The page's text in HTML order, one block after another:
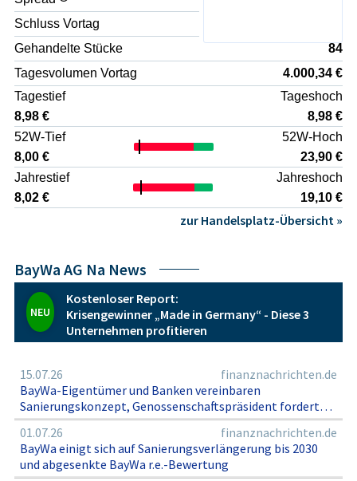
Stabilitätsfaktor im Geschäftsmodell wirken.
Anlagenbetrieb
Intensiver Wettbewerb im Handels- und Baustoffbereich,
der auf Margen und Konditionen Druck ausüben kann
Komplexität der internationalen Aktivitäten mit
Währungs-, Länder- und Compliance-Risiken
l>Zusätzlich kann der hohe Kapitalbedarf für Lagerhaltung,
Infrastruktur und Energieprojekte zu einer erhöhten
Sensitivität gegenüber Zinsänderungen und
Finanzierungsbedingungen führen. Für eine fundierte
Einordnung ist eine eigenständige Analyse der
Finanzstruktur, der Risikoberichte und der
Nachhaltigkeitsstrategie des Unternehmens notwendig,
ohne dass daraus an dieser Stelle eine Anlageempfehlung
abgeleitet wird.
Schluss Vortag
Gehandelte Stücke
84
Tagesvolumen Vortag
4.000,34 €
Tagestief
8,98 €
Tageshoch
8,98 €
52W-Tief
8,00 €
52W-Hoch
23,90 €
Jahrestief
8,02 €
Jahreshoch
19,10 €
zur Handelsplatz-Übersicht »
BayWa AG Na News
NEU
Kostenloser Report:
Krisengewinner „Made in Germany“ - Diese 3
Unternehmen profitieren
15.07.26
finanznachrichten.de
BayWa-Eigentümer und Banken vereinbaren
Sanierungskonzept, Genossenschaftspräsident fordert
CEO-Besetzung und Fokus auf Agrar, Landtechnik und
Baustoffe
01.07.26
finanznachrichten.de
BayWa einigt sich auf Sanierungsverlängerung bis 2030
und abgesenkte BayWa r.e.-Bewertung